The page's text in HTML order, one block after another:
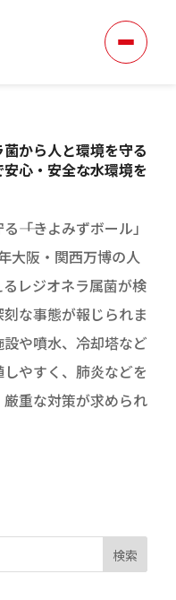
から人と環境を守る
心・安全な水環境を
「きよみずボール」
大阪・関西万博の人
レジオネラ属菌が検
な事態が報じられま
や噴水、冷却塔など
やすく、肺炎などを
重な対策が求められ
検索